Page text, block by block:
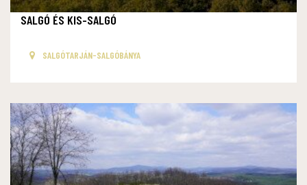
SALGÓ ÉS KIS-SALGÓ
SALGÓTARJÁN-SALGÓBÁNYA